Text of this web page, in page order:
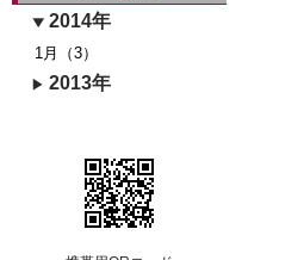
2014年
1月（3）
2013年